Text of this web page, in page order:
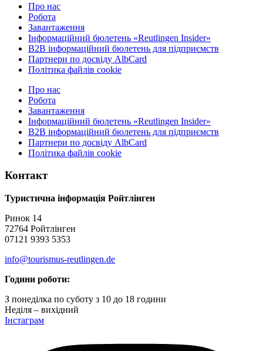
Про нас
Робота
Завантаження
Інформаційний бюлетень «Reutlingen Insider»
B2B інформаційний бюлетень для підприємств
Партнери по досвіду AlbCard
Політика файлів cookie
Про нас
Робота
Завантаження
Інформаційний бюлетень «Reutlingen Insider»
B2B інформаційний бюлетень для підприємств
Партнери по досвіду AlbCard
Політика файлів cookie
Контакт
Туристична інформація Ройтлінген
Ринок 14
72764 Ройтлінген
07121 9393 5353
info@tourismus-reutlingen.de
Години роботи:
З понеділка по суботу з 10 до 18 години
Неділя – вихідний
Інстаграм